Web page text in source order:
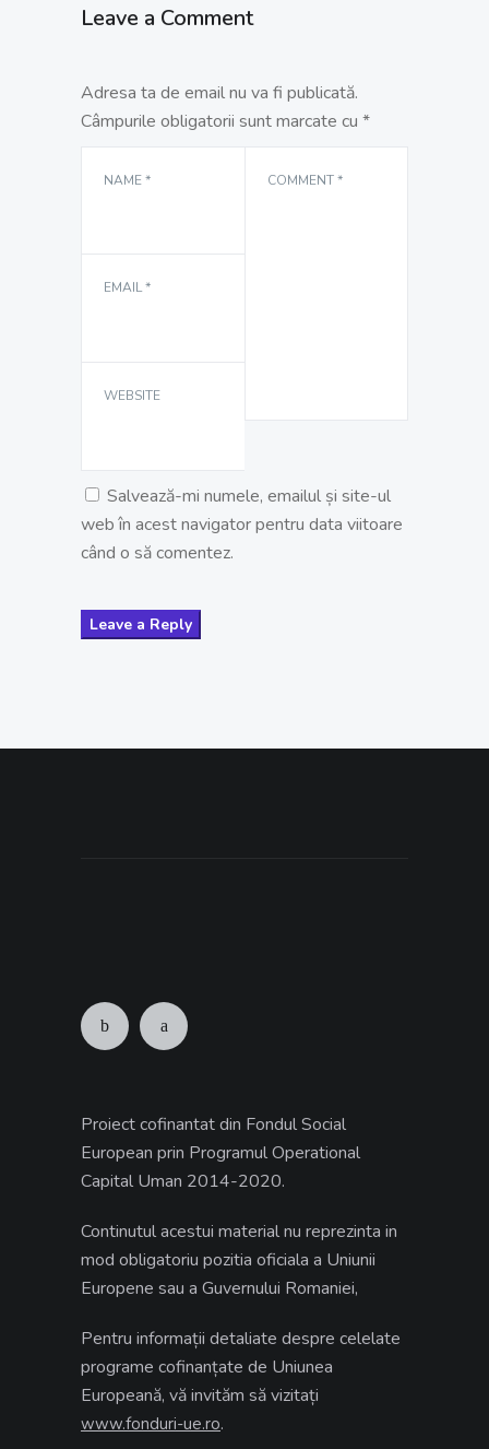
Leave a Comment
Adresa ta de email nu va fi publicată.
Câmpurile obligatorii sunt marcate cu *
COMMENT*
NAME*
EMAIL*
WEBSITE
Salvează-mi numele, emailul și site-ul
web în acest navigator pentru data viitoare
când o să comentez.
Proiect cofinantat din Fondul Social
European prin Programul Operational
Capital Uman 2014-2020.
Continutul acestui material nu reprezinta in
mod obligatoriu pozitia oficiala a Uniunii
Europene sau a Guvernului Romaniei,
Pentru informații detaliate despre celelate
programe cofinanțate de Uniunea
Europeană, vă invităm să vizitați
www.fonduri-ue.ro.